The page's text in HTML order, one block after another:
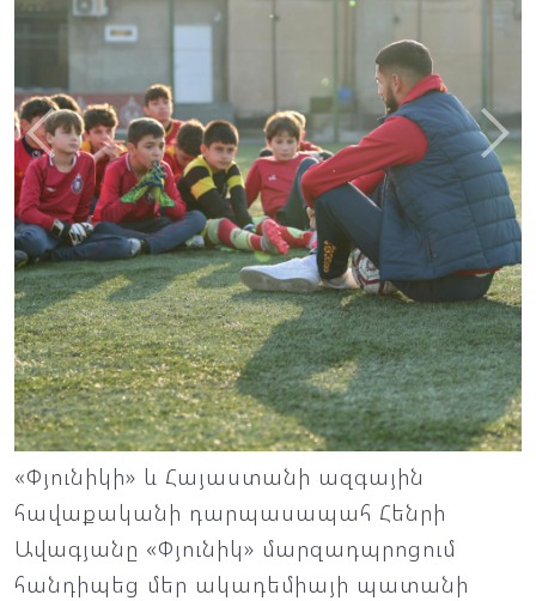
«Փյունիկի» և Հայաստանի ազգային
հավաքականի դարպասապահ Հենրի
Ավագյանը «Փյունիկ» մարզադպրոցում
հանդիպեց մեր ակադեմիայի պատանի